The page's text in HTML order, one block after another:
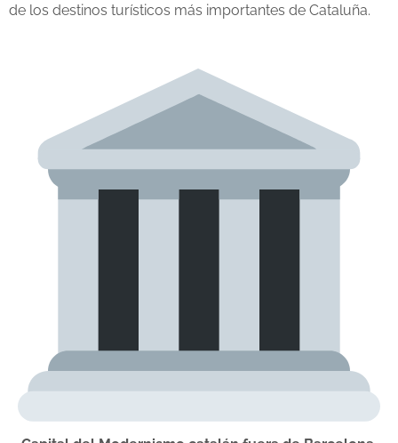
de los destinos turísticos más importantes de Cataluña.